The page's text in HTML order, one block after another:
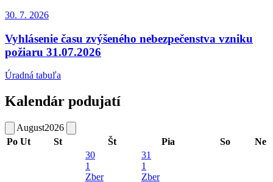
30. 7. 2026
Vyhlásenie času zvýšeného nebezpečenstva vzniku
požiaru 31.07.2026
Úradná tabuľa
Kalendár podujatí
August2026
Po Ut St Št Pia So Ne
30
1
Zber
31
1
Zber